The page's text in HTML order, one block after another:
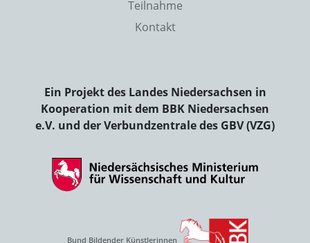
Teilnahme
Kontakt
Ein Projekt des Landes Niedersachsen in
Kooperation mit dem BBK Niedersachsen
e.V. und der Verbundzentrale des GBV (VZG)
Bund Bildender Künstlerinnen